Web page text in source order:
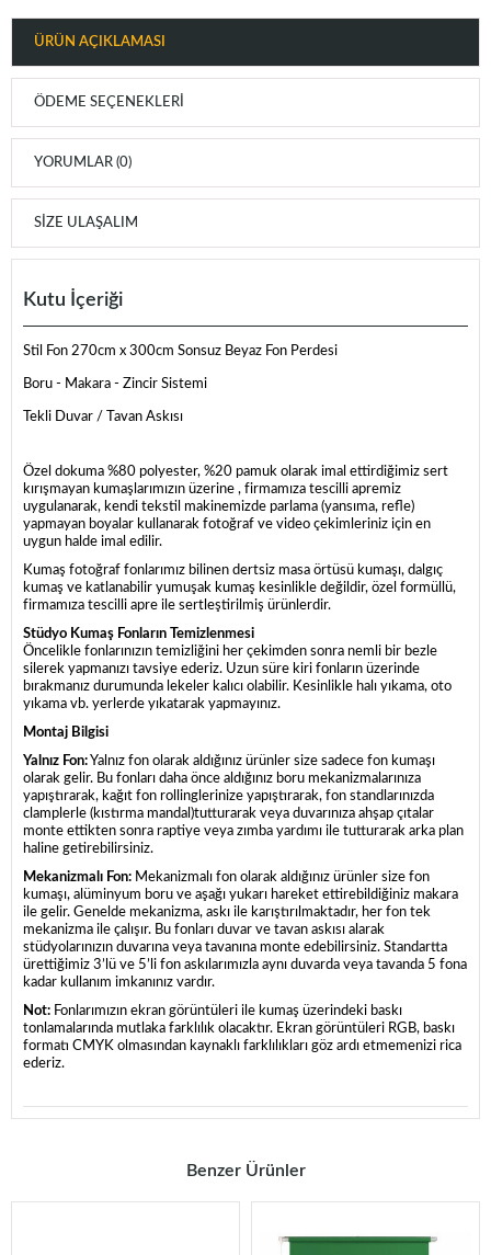
ÜRÜN AÇIKLAMASI
ÖDEME SEÇENEKLERI
YORUMLAR (0)
SIZE ULAŞALIM
Özel dokuma %80 polyester, %20 pamuk olarak imal ettirdiğimiz sert
kırışmayan kumaşlarımızın üzerine , firmamıza tescilli apremiz
uygulanarak, kendi tekstil makinemizde parlama (yansıma, refle)
yapmayan boyalar kullanarak fotoğraf ve video çekimleriniz için en
uygun halde imal edilir.
Kumaş fotoğraf fonlarımız bilinen dertsiz masa örtüsü kumaşı, dalgıç
kumaş ve katlanabilir yumuşak kumaş kesinlikle değildir, özel formüllü,
firmamıza tescilli apre ile sertleştirilmiş ürünlerdir.
Stüdyo Kumaş Fonların Temizlenmesi
Öncelikle fonlarınızın temizliğini her çekimden sonra nemli bir bezle
silerek yapmanızı tavsiye ederiz. Uzun süre kiri fonların üzerinde
bırakmanız durumunda lekeler kalıcı olabilir. Kesinlikle halı yıkama, oto
yıkama vb. yerlerde yıkatarak yapmayınız.
Montaj Bilgisi
Yalnız Fon:Yalnız fon olarak aldığınız ürünler size sadece fon kumaşı
olarak gelir. Bu fonları daha önce aldığınız boru mekanizmalarınıza
yapıştırarak, kağıt fon rollinglerinize yapıştırarak, fon standlarınızda
clamplerle (kıstırma mandal)tutturarak veya duvarınıza ahşap çıtalar
monte ettikten sonra raptiye veya zımba yardımı ile tutturarak arka plan
haline getirebilirsiniz.
Mekanizmalı Fon: Mekanizmalı fon olarak aldığınız ürünler size fon
kumaşı, alüminyum boru ve aşağı yukarı hareket ettirebildiğiniz makara
ile gelir. Genelde mekanizma, askı ile karıştırılmaktadır, her fon tek
mekanizma ile çalışır. Bu fonları duvar ve tavan askısı alarak
stüdyolarınızın duvarına veya tavanına monte edebilirsiniz. Standartta
ürettiğimiz 3’lü ve 5’li fon askılarımızla aynı duvarda veya tavanda 5 fona
kadar kullanım imkanınız vardır.
Not: Fonlarımızın ekran görüntüleri ile kumaş üzerindeki baskı
tonlamalarında mutlaka farklılık olacaktır. Ekran görüntüleri RGB, baskı
formatı CMYK olmasından kaynaklı farklılıkları göz ardı etmemenizi rica
ederiz.
Kutu İçeriği
Stil Fon 270cm x 300cm Sonsuz Beyaz Fon Perdesi
Boru - Makara - Zincir Sistemi
Tekli Duvar / Tavan Askısı
Benzer Ürünler